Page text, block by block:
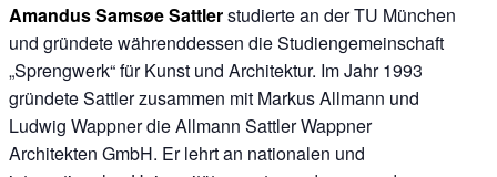
Amandus Samsøe Sattlerstudierte an der TU München
und gründete währenddessen die Studiengemeinschaft
„Sprengwerk“ für Kunst und Architektur. Im Jahr 1993
gründete Sattler zusammen mit Markus Allmann und
Ludwig Wappner die Allmann Sattler Wappner
Architekten GmbH. Er lehrt an nationalen und